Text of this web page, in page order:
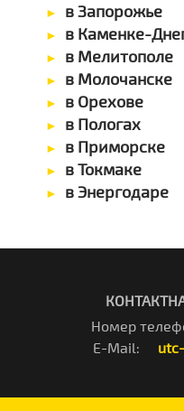
в Запорожье
в Каменке-
в Мелитополе
в Молочанске
в Орехове
в Пологах
в Приморске
в Токмаке
в Энергодаре
Номер
E-Mail: